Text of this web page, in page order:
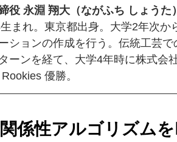
役 永淵 翔大（ながふち しょうた
まれ。東京都出身。大学2年次
ションの作成を行う。伝統工芸
ーンを経て、大学4年時に株式会
優勝。
係性アルゴリズム